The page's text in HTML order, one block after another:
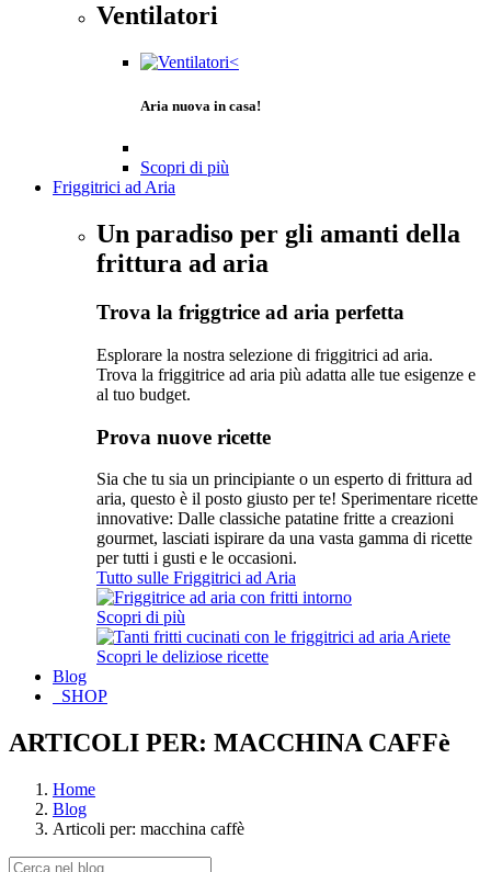
Ventilatori
Aria nuova in casa!
Scopri di più
Friggitrici ad Aria
Un paradiso per gli amanti della
frittura ad aria
Trova la friggtrice ad aria perfetta
Esplorare la nostra selezione di friggitrici ad aria.
Trova la friggitrice ad aria più adatta alle tue esigenze e
al tuo budget.
Prova nuove ricette
Sia che tu sia un principiante o un esperto di frittura ad
aria, questo è il posto giusto per te! Sperimentare ricette
innovative: Dalle classiche patatine fritte a creazioni
gourmet, lasciati ispirare da una vasta gamma di ricette
per tutti i gusti e le occasioni.
Tutto sulle Friggitrici ad Aria
Scopri di più
Scopri le deliziose ricette
Blog
SHOP
ARTICOLI PER: MACCHINA CAFFè
Home
Blog
Articoli per: macchina caffè